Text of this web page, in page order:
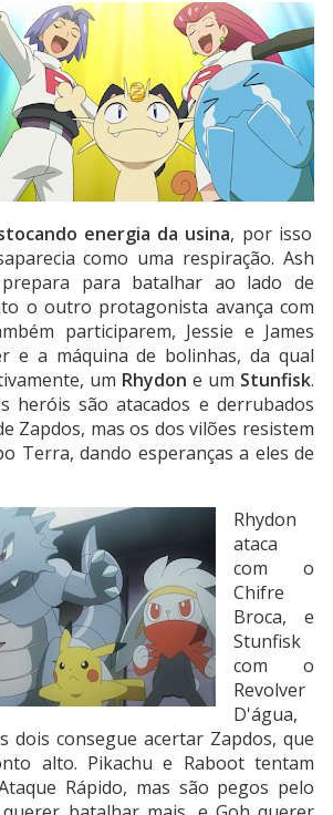
energia da usina, por isso
como uma respiração. Ash
para batalhar ao lado de
o outro protagonista avança com
participarem, Jessie e James
e a máquina de bolinhas, da qual
um Rhydon e um Stunfisk.
heróis são atacados e derrubados
Zapdos, mas os dos vilões resistem
Terra, dando esperanças a eles de
Rhydon
ataca
com o
Chifre
Broca, e
Stunfisk
com o
Revolver
D'água,
dois consegue acertar Zapdos, que
alto. Pikachu e Raboot tentam
Rápido, mas são pegos pelo